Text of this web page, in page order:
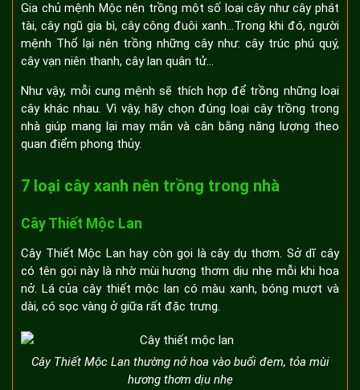
Gia chủ mệnh Mộc nên trồng một số loại cây như cây phát
tài, cây ngũ gia bì, cây công đuôi xanh…Trong khi đó, người
mệnh Thổ lại nên trồng những cây như: cây trúc phú quý,
cây vạn niên thanh, cây lan quân tử…
Như vậy, mỗi cung mệnh sẽ thích hợp để trồng những loại
cây khác nhau. Vì vậy, hãy chọn đúng loại cây trồng trong
nhà giúp mang lại may mắn và cân bằng năng lượng theo
quan điểm phong thủy.
7 loại cây xanh nên trồng trong nhà
Cây Thiết Mộc Lan
Cây Thiết Mộc Lan hay còn gọi là cây dụ thơm. Sở dĩ cây
có tên gọi này là nhờ mùi hương thơm dịu nhẹ mỗi khi hoa
nở. Lá của cây thiết mộc lan có màu xanh, bóng mượt và
dài, có sọc vàng ở giữa rất đặc trưng.
Cây Thiết Mộc Lan thường nở hoa vào buổi đem, tỏa mùi
hương thơm dịu nhẹ